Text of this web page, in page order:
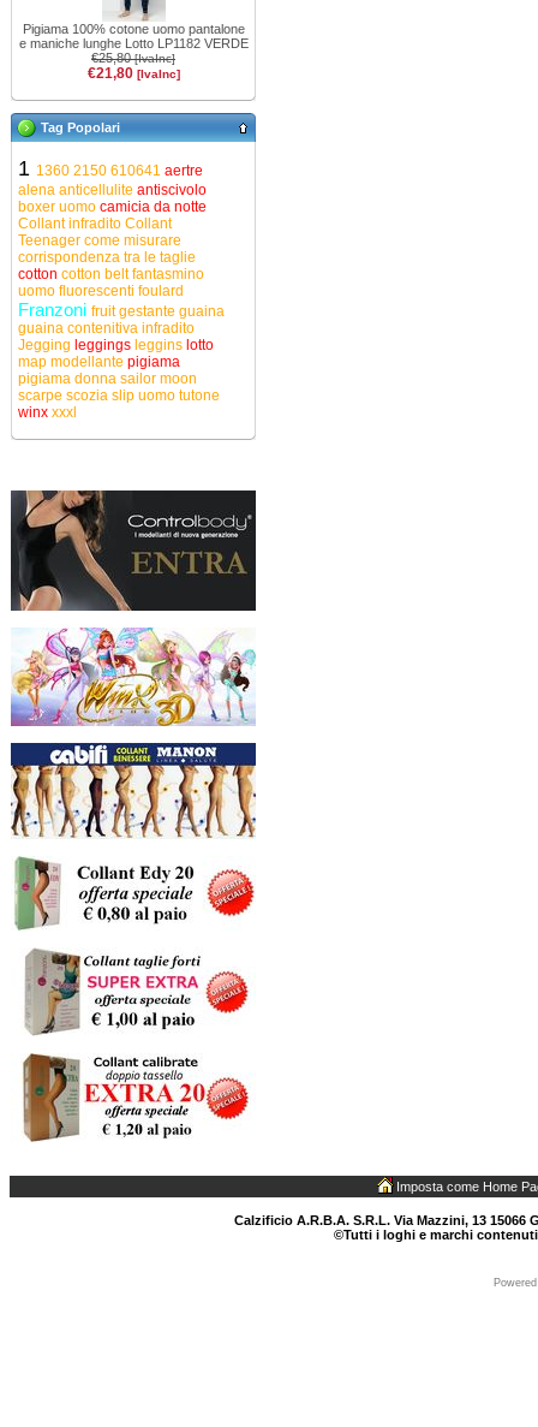
Pigiama 100% cotone uomo pantalone
e maniche lunghe Lotto LP1182 VERDE
€25,80[IvaInc]
€21,80 [IvaInc]
Tag Popolari
1 1360 2150 610641 aertre
alena anticellulite antiscivolo
boxer uomo camicia da notte
Collant infradito Collant
Teenager come misurare
corrispondenza tra le taglie
cotton cotton beltfantasmino
uomo fluorescenti foulard
Franzoni fruitgestante guaina
guaina contenitiva infradito
Jegging leggings leggins lotto
map modellante pigiama
pigiama donna sailor moon
scarpe scozia slip uomo tutone
winx xxxl
Imposta come Home
Calzificio A.R.B.A. S.R.L. Via Mazzini, 13 15066
©Tutti i loghi e marchi